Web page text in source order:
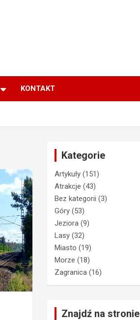
KONTAKT
Kategorie
Artykuły (151)
Atrakcje (43)
Bez kategorii (3)
Góry (53)
Jeziora (9)
Lasy (32)
Miasto (19)
Morze (18)
Zagranica (16)
Znajdź na stronie